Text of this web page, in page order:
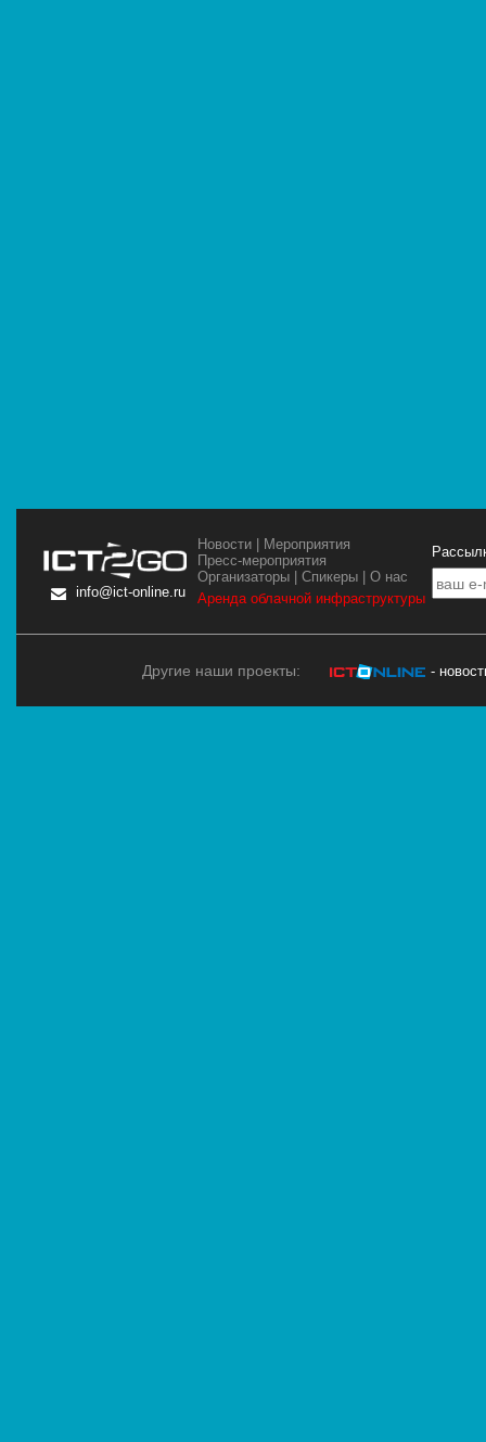
info@ict-online.ru
Новости
Мероприятия
Пресс-мероприятия
Организаторы |Спикеры |О нас
Аренда облачной инфраструктуры
Другие наши проекты: -